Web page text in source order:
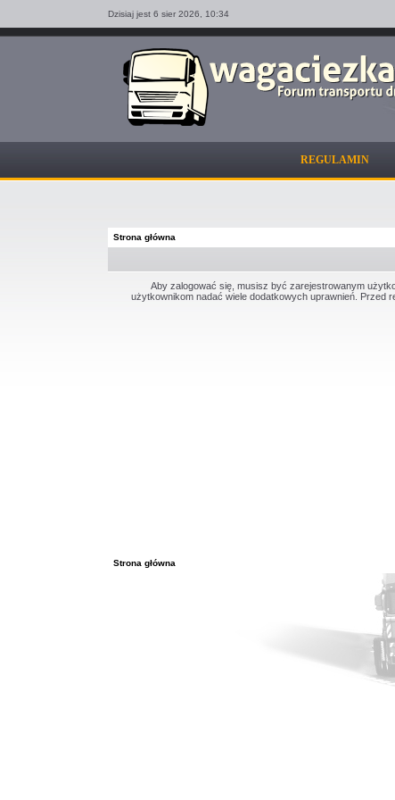
Dzisiaj jest 6 sier 2026, 10:34
REGULAMIN
Strona główna
Aby zalogować się, musisz być zarejestrowanym
użytkownikom nadać wiele dodatkowych uprawnień. Przed
Strona główna